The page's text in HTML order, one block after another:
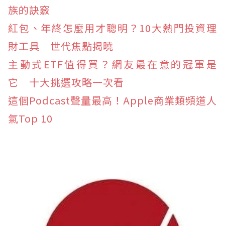
族的訣竅
紅包、年終怎麼用才聰明？10大熱門投資理
財工具 世代焦點揭曉
主動式ETF值得買？網友最在意的冠軍是
它 十大挑選攻略一次看
這個Podcast聲量最高！Apple商業類頻道人
氣Top 10